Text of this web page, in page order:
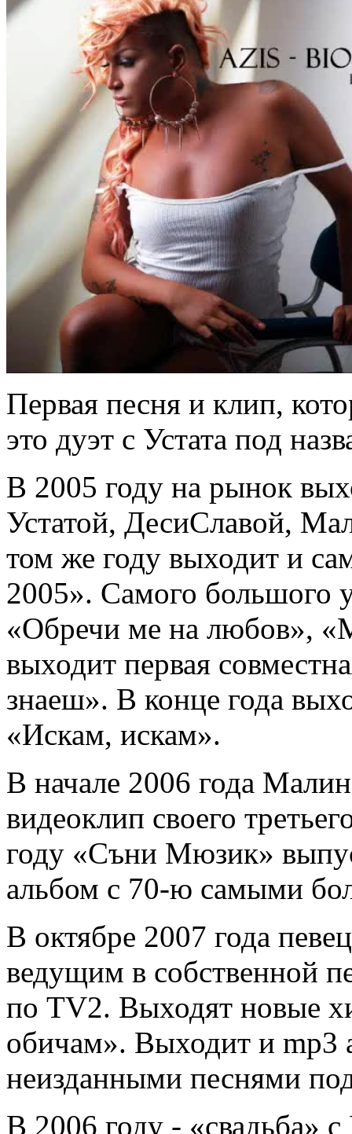
Первая песня и клип,
это дуэт с Устата под
В 2005 году на рынок
Устатой, ДесиСлавой,
том же году выходит и
2005». Самого большого
«Обречи ме на любов»,
выходит первая
знаеш». В конце года
«Искам, искам».
В начале 2006 года
видеоклип своего
году «Съни Мюзик»
альбом с 70-ю самыми
В октябре 2007 года
ведущим в собственной
по TV2. Выходят новые
обичам». Выходит и mp3
неизданными песнями
В 2006 году - «свадьба»